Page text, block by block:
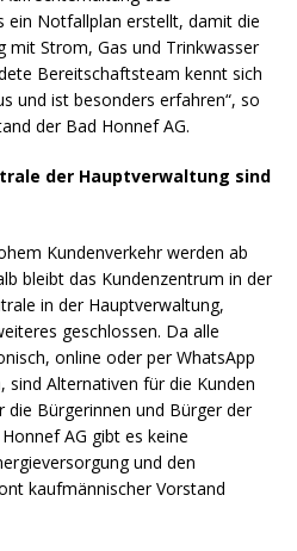
ein Notfallplan erstellt, damit die
mit Strom, Gas und Trinkwasser
Bereitschaftsteam kennt sich
und ist besonders erfahren“, so
der Bad Honnef AG.
der Hauptverwaltung sind
Kundenverkehr werden ab
bleibt das Kundenzentrum in der
in der Hauptverwaltung,
geschlossen. Da alle
online oder per WhatsApp
sind Alternativen für die Kunden
die Bürgerinnen und Bürger der
AG gibt es keine
und den
kaufmännischer Vorstand